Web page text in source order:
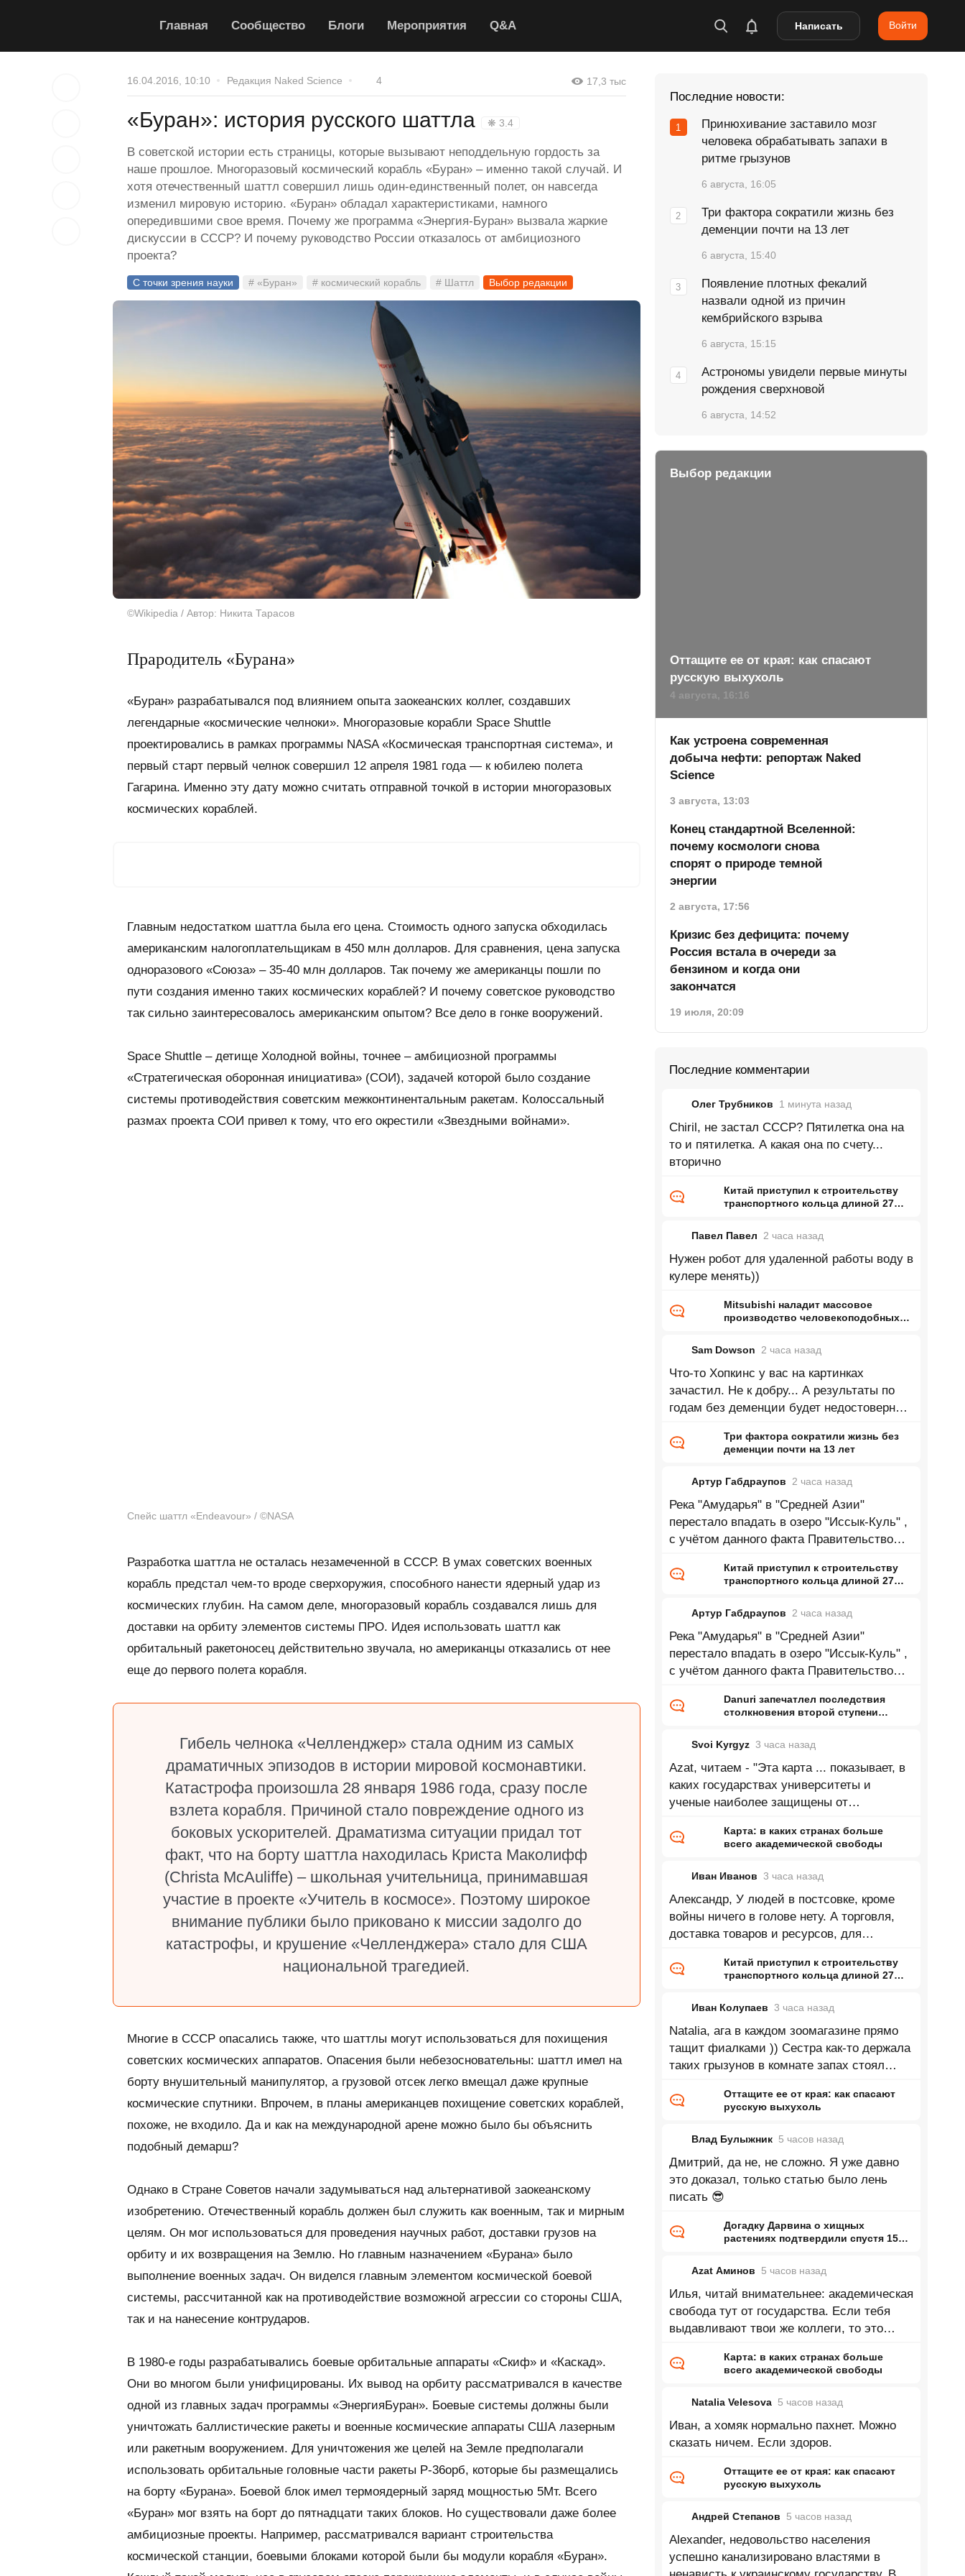
Главная Сообщество Блоги Мероприятия Q&A Написать Войти
16.04.2016, 10:10 Редакция Naked Science 4 17,3 тыс
«Буран»: история русского шаттла ❋ 3.4
В советской истории есть страницы, которые вызывают неподдельную гордость за
наше прошлое. Многоразовый космический корабль «Буран» – именно такой случай. И
хотя отечественный шаттл совершил лишь один-единственный полет, он навсегда
изменил мировую историю. «Буран» обладал характеристиками, намного
опередившими свое время. Почему же программа «Энергия-Буран» вызвала жаркие
дискуссии в СССР? И почему руководство России отказалось от амбициозного
проекта?
С точки зрения науки # «Буран» # космический корабль # Шаттл Выбор редакции
©Wikipedia / Автор: Никита Тарасов
Прародитель «Бурана»
«Буран» разрабатывался под влиянием опыта заокеанских коллег, создавших
легендарные «космические челноки». Многоразовые корабли Space Shuttle
проектировались в рамках программы NASA «Космическая транспортная система», и
первый старт первый челнок совершил 12 апреля 1981 года — к юбилею полета
Гагарина. Именно эту дату можно считать отправной точкой в истории многоразовых
космических кораблей.
Главным недостатком шаттла была его цена. Стоимость одного запуска обходилась
американским налогоплательщикам в 450 млн долларов. Для сравнения, цена запуска
одноразового «Союза» – 35-40 млн долларов. Так почему же американцы пошли по
пути создания именно таких космических кораблей? И почему советское руководство
так сильно заинтересовалось американским опытом? Все дело в гонке вооружений.
Space Shuttle – детище Холодной войны, точнее – амбициозной программы
«Стратегическая оборонная инициатива» (СОИ), задачей которой было создание
системы противодействия советским межконтинентальным ракетам. Колоссальный
размах проекта СОИ привел к тому, что его окрестили «Звездными войнами».
Спейс шаттл «Endeavour» / ©NASA
Разработка шаттла не осталась незамеченной в СССР. В умах советских военных
корабль предстал чем-то вроде сверхоружия, способного нанести ядерный удар из
космических глубин. На самом деле, многоразовый корабль создавался лишь для
доставки на орбиту элементов системы ПРО. Идея использовать шаттл как
орбитальный ракетоносец действительно звучала, но американцы отказались от нее
еще до первого полета корабля.
Гибель челнока «Челленджер» стала одним из самых
драматичных эпизодов в истории мировой космонавтики.
Катастрофа произошла 28 января 1986 года, сразу после
взлета корабля. Причиной стало повреждение одного из
боковых ускорителей. Драматизма ситуации придал тот
факт, что на борту шаттла находилась Криста Маколифф
(Christa McAuliffe) – школьная учительница, принимавшая
участие в проекте «Учитель в космосе». Поэтому широкое
внимание публики было приковано к миссии задолго до
катастрофы, и крушение «Челленджера» стало для США
национальной трагедией.
Многие в СССР опасались также, что шаттлы могут использоваться для похищения
советских космических аппаратов. Опасения были небезосновательны: шаттл имел на
борту внушительный манипулятор, а грузовой отсек легко вмещал даже крупные
космические спутники. Впрочем, в планы американцев похищение советских кораблей,
похоже, не входило. Да и как на международной арене можно было бы объяснить
подобный демарш?
Однако в Стране Советов начали задумываться над альтернативой заокеанскому
изобретению. Отечественный корабль должен был служить как военным, так и мирным
целям. Он мог использоваться для проведения научных работ, доставки грузов на
орбиту и их возвращения на Землю. Но главным назначением «Бурана» было
выполнение военных задач. Он виделся главным элементом космической боевой
системы, рассчитанной как на противодействие возможной агрессии со стороны США,
так и на нанесение контрударов.
В 1980-е годы разрабатывались боевые орбитальные аппараты «Скиф» и «Каскад».
Они во многом были унифицированы. Их вывод на орбиту рассматривался в качестве
одной из главных задач программы «Энергия­Буран». Боевые системы должны были
уничтожать баллистические ракеты и военные космические аппараты США лазерным
или ракетным вооружением. Для уничтожения же целей на Земле предполагали
использовать орбитальные головные части ракеты Р-36орб, которые бы размещались
на борту «Бурана». Боевой блок имел термоядерный заряд мощностью 5Мт. Всего
«Буран» мог взять на борт до пятнадцати таких блоков. Но существовали даже более
амбициозные проекты. Например, рассматривался вариант строительства
космической станции, боевыми блоками которой были бы модули корабля «Буран».
Последние новости:
Принюхивание заставило мозг
человека обрабатывать запахи в
ритме грызунов
6 августа, 16:05
Три фактора сократили жизнь без
деменции почти на 13 лет
6 августа, 15:40
Появление плотных фекалий
назвали одной из причин
кембрийского взрыва
6 августа, 15:15
Астрономы увидели первые минуты
рождения сверхновой
6 августа, 14:52
Выбор редакции
Оттащите ее от края: как спасают
русскую выхухоль
4 августа, 16:16
Как устроена современная
добыча нефти: репортаж Naked
Science
3 августа, 13:03
Конец стандартной Вселенной:
почему космологи снова
спорят о природе темной
энергии
2 августа, 17:56
Кризис без дефицита: почему
Россия встала в очереди за
бензином и когда они
закончатся
19 июля, 20:09
Последние комментарии
Олег Трубников 1 минута назад
Chiril, не застал СССР? Пятилетка она на
то и пятилетка. А какая она по счету...
вторично
Китай приступил к строительству
транспортного кольца длиной 27
Павел Павел
2 часа назад
Нужен робот для удаленной работы воду в
кулере менять))
Mitsubishi наладит массовое
производство человекоподобных
двигателей
Sam Dowson 2 часа назад
Что-то Хопкинс у вас на картинках
зачастил. Не к добру... А результаты по
годам без деменции будет недостоверны
Три фактора сократили жизнь без
деменции почти на 13 лет
Артур Габдраупов 2 часа назад
Река "Амударья" в "Средней Азии"
перестало впадать в озеро "Иссык-Куль" ,
с учётом данного факта Правительство
Китай приступил к строительству
транспортного кольца длиной 27
Артур Габдраупов
2 часа назад
Река "Амударья" в "Средней Азии"
перестало впадать в озеро "Иссык-Куль" ,
с учётом данного факта Правительство
Danuri запечатлел последствия
столкновения второй ступени
Svoi Kyrgyz 3 часа назад
Azat, читаем - "Эта карта ... показывает, в
каких государствах университеты и
ученые наиболее защищены от
Карта: в каких странах больше
всего академической свободы
Иван Иванов 3 часа назад
Александр, У людей в постсовке, кроме
войны ничего в голове нету. А торговля,
доставка товаров и ресурсов, для
Китай приступил к строительству
транспортного кольца длиной 27
Иван Колупаев 3 часа назад
Natalia, ага в каждом зоомагазине прямо
тащит фиалками )) Сестра как-то держала
таких грызунов в комнате запах стоял
Оттащите ее от края: как спасают
русскую выхухоль
Влад Булыжник 5 часов назад
Дмитрий, да не, не сложно. Я уже давно
это доказал, только статью было лень
писать 😎
Догадку Дарвина о хищных
растениях подтвердили спустя 150
Azat Аминов
5 часов назад
Илья, читай внимательнее: академическая
свобода тут от государства. Если тебя
выдавливают твои же коллеги, то это
Карта: в каких странах больше
всего академической свободы
Natalia Velesova 5 часов назад
Иван, а хомяк нормально пахнет. Можно
сказать ничем. Если здоров.
Оттащите ее от края: как спасают
русскую выхухоль
Андрей Степанов 5 часов назад
Alexander, недовольство населения
успешно канализировано властями в